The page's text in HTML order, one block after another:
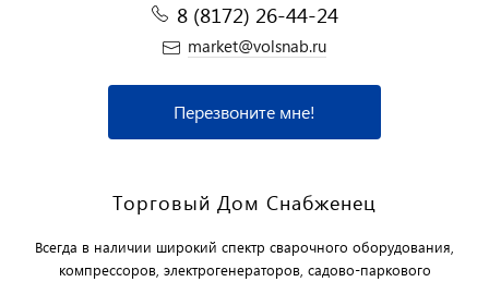
8 (8172) 26-44-24
market@volsnab.ru
Перезвоните мне!
Торговый Дом Снабженец
Всегда в наличии широкий спектр сварочного оборудования,
компрессоров, электрогенераторов, садово-паркового